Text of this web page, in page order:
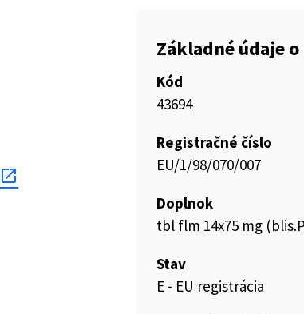
Základné údaje
Kód
43694
Registračné číslo
EU/1/98/070/007
Doplnok
tbl flm 14x75 mg
Stav
E - EU registrácia